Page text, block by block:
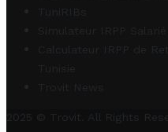
TuniRIBs
Simulateur IRPP
Calculateur IRPP de
Tunisie
Trovit News
2025 © Trovit. All Rights